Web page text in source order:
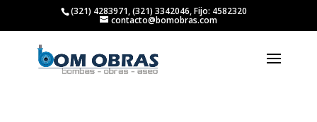
(321) 4283971, (321) 3342046, Fijo: 4582320
contacto@bomobras.com